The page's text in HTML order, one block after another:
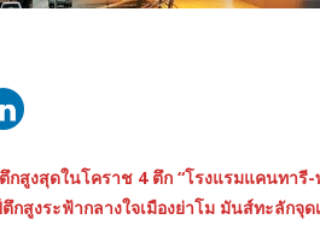
กสูงสุดในโคราช 4 ตึก “โรงแรมแคนทารี
กสูงระฟ้ากลางใจเมืองย่าโม มันส์ทะลักจุด